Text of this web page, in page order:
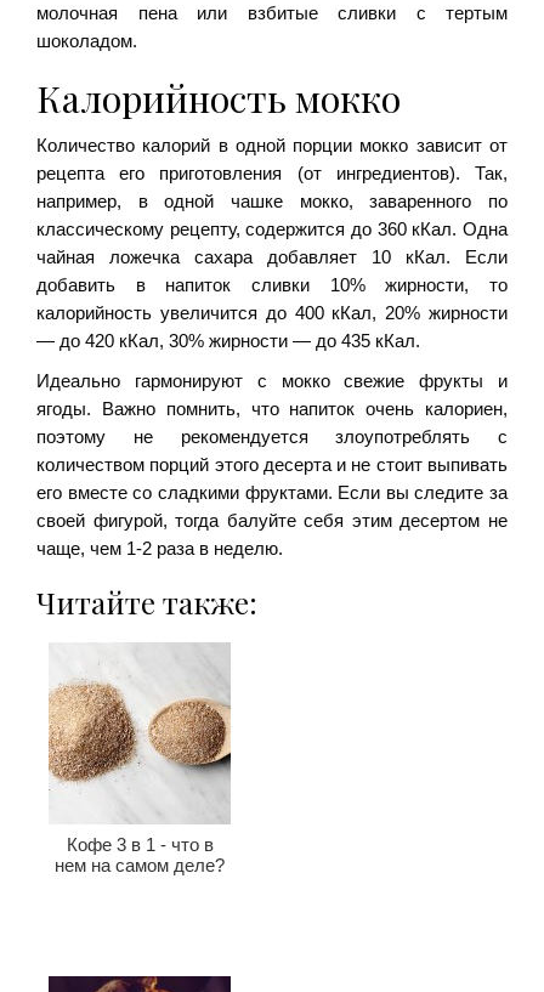
молочная пена или взбитые сливки с тертым
шоколадом.
Калорийность мокко
Количество калорий в одной порции мокко зависит от
рецепта его приготовления (от ингредиентов). Так,
например, в одной чашке мокко, заваренного по
классическому рецепту, содержится до 360 кКал. Одна
чайная ложечка сахара добавляет 10 кКал. Если
добавить в напиток сливки 10% жирности, то
калорийность увеличится до 400 кКал, 20% жирности
— до 420 кКал, 30% жирности — до 435 кКал.
Идеально гармонируют с мокко свежие фрукты и
ягоды. Важно помнить, что напиток очень калориен,
поэтому не рекомендуется злоупотреблять с
количеством порций этого десерта и не стоит выпивать
его вместе со сладкими фруктами. Если вы следите за
своей фигурой, тогда балуйте себя этим десертом не
чаще, чем 1-2 раза в неделю.
Читайте также:
Кофе 3 в 1 - что в
нем на самом деле?